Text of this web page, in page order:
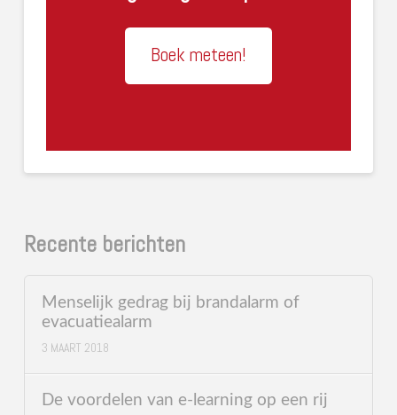
Boek meteen!
Recente berichten
Menselijk gedrag bij brandalarm of
evacuatiealarm
3 MAART 2018
De voordelen van e-learning op een rij